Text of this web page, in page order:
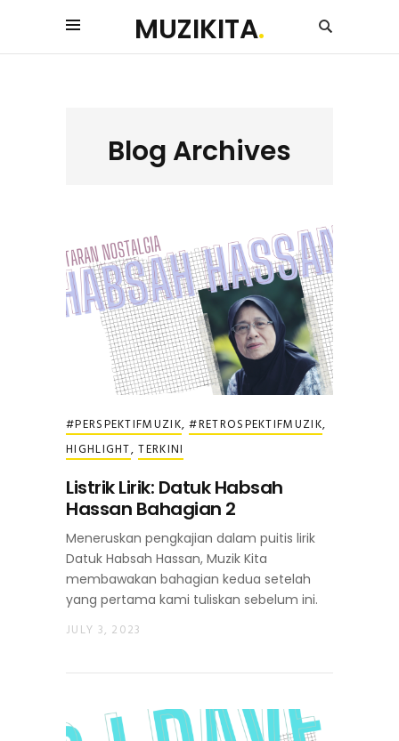
MUZIKITA.
Blog Archives
#PERSPEKTIFMUZIK,#RETROSPEKTIFMUZIK,
HIGHLIGHT,TERKINI
Listrik Lirik: Datuk Habsah
Hassan Bahagian 2
Meneruskan pengkajian dalam puitis lirik
Datuk Habsah Hassan, Muzik Kita
membawakan bahagian kedua setelah
yang pertama kami tuliskan sebelum ini.
JULY 3, 2023